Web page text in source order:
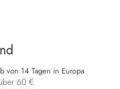
von 14 Tagen in Europa
60 €